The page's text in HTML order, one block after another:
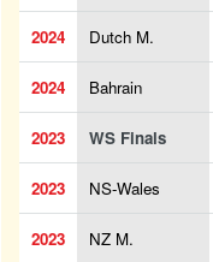
2024 Dutch M.
2024 Bahrain
2023 WS Finals
2023 NS-Wales
2023 NZ M.